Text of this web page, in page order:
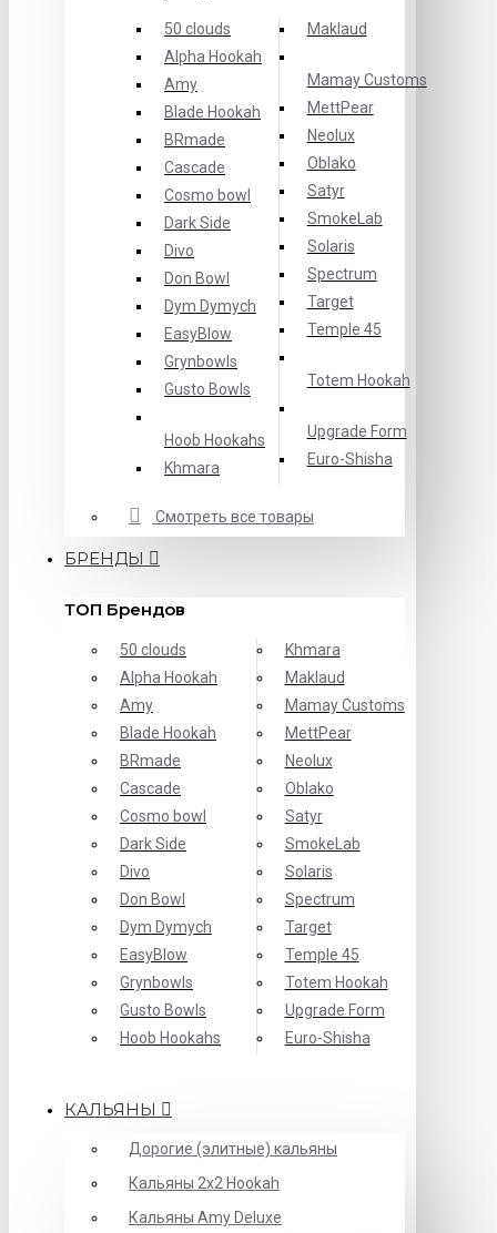
50 clouds
Alpha Hookah
Amy
Blade Hookah
BRmade
Cascade
Cosmo bowl
Dark Side
Divo
Don Bowl
Dym Dymych
EasyBlow
Grynbowls
Gusto Bowls
Hoob Hookahs
Khmara
Maklaud
Mamay Customs
MettPear
Neolux
Oblako
Satyr
SmokeLab
Solaris
Spectrum
Target
Temple 45
Totem Hookah
Upgrade Form
Еuro-Shisha
Смотреть все товары
БРЕНДЫ
ТОП Брендов
50 clouds
Alpha Hookah
Amy
Blade Hookah
BRmade
Cascade
Cosmo bowl
Dark Side
Divo
Don Bowl
Dym Dymych
EasyBlow
Grynbowls
Gusto Bowls
Hoob Hookahs
Khmara
Maklaud
Mamay Customs
MettPear
Neolux
Oblako
Satyr
SmokeLab
Solaris
Spectrum
Target
Temple 45
Totem Hookah
Upgrade Form
Еuro-Shisha
КАЛЬЯНЫ
Дорогие (элитные) кальяны
Кальяны 2х2 Hookah
Кальяны Amy Deluxe